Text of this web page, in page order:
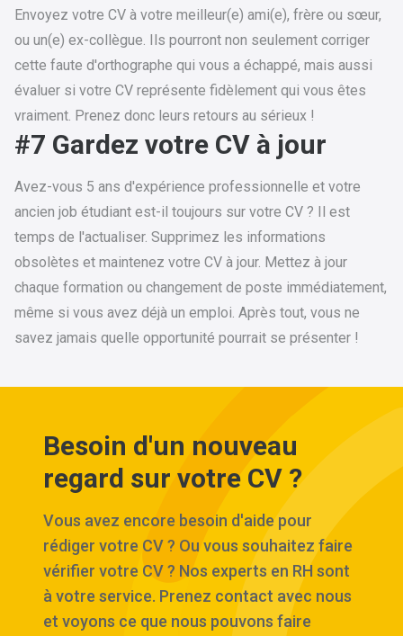
Envoyez votre CV à votre meilleur(e) ami(e), frère ou sœur,
ou un(e) ex-collègue. Ils pourront non seulement corriger
cette faute d'orthographe qui vous a échappé, mais aussi
évaluer si votre CV représente fidèlement qui vous êtes
vraiment. Prenez donc leurs retours au sérieux !
#7 Gardez votre CV à jour
Avez-vous 5 ans d'expérience professionnelle et votre
ancien job étudiant est-il toujours sur votre CV ? Il est
temps de l'actualiser. Supprimez les informations
obsolètes et maintenez votre CV à jour. Mettez à jour
chaque formation ou changement de poste immédiatement,
même si vous avez déjà un emploi. Après tout, vous ne
savez jamais quelle opportunité pourrait se présenter !
Besoin d'un nouveau
regard sur votre CV ?
Vous avez encore besoin d'aide pour
rédiger votre CV ? Ou vous souhaitez faire
vérifier votre CV ? Nos experts en RH sont
à votre service. Prenez contact avec nous
et voyons ce que nous pouvons faire